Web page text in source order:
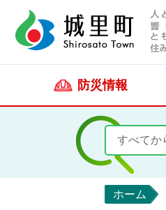
防災情報
ホーム